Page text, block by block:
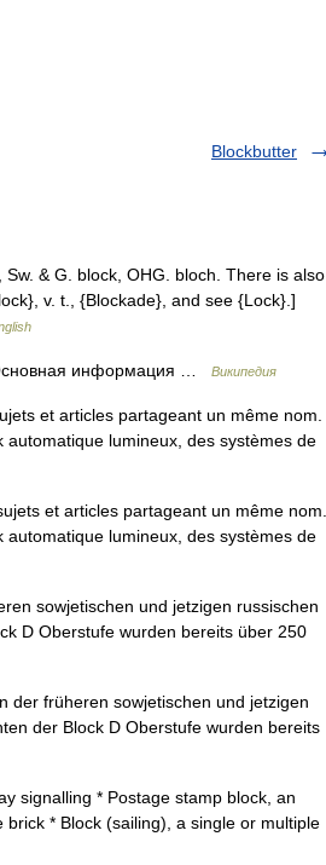
Blockbutter
& G. block, OHG. bloch. There is also
v. t., {Blockade}, and see {Lock}.]
информация … Википедия
et articles partageant un même nom.
lumineux, des systèmes de
et articles partageant un même nom.
lumineux, des systèmes de
sowjetischen und jetzigen russischen
D Oberstufe wurden bereits über 250
der früheren sowjetischen und jetzigen
der Block D Oberstufe wurden bereits
signalling * Postage stamp block, an
* Block (sailing), a single or multiple